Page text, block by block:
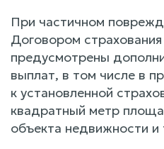
При частичном
Договором
предусмотрены
выплат, в том числе в
к установленной
квадратный метр
объекта недвижности и